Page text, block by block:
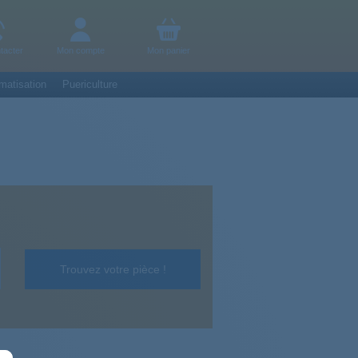
Mon compte Mon panier
Puericulture
Trouvez votre pièce !